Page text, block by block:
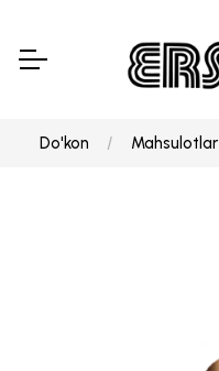
Do'kon Mahsulotlar